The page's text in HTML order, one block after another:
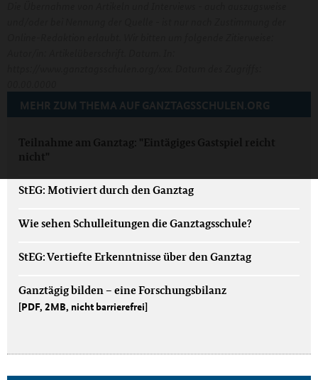
MEHR ZUM THEMA AUF GANZTAGSSCHULEN.ORG
Teilnahme am Ganztag: "Eintägiges Gastspiel reicht
nicht"
StEG: Motiviert durch den Ganztag
Wie sehen Schulleitungen die Ganztagsschule?
StEG: Vertiefte Erkenntnisse über den Ganztag
Ganztägig bilden – eine Forschungsbilanz
[PDF, 2MB, nicht barrierefrei]